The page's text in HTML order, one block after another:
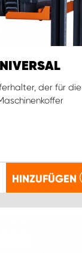
der für die
HINZUFÜGEN